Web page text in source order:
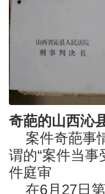
奇葩的山西沁
案件奇葩事
谓的“案件当事
件庭审
在6月27日第